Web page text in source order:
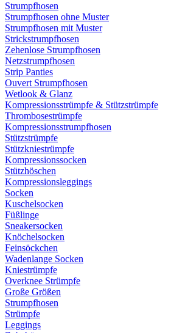
Strumpfhosen
Strumpfhosen ohne Muster
Strumpfhosen mit Muster
Strickstrumpfhosen
Zehenlose Strumpfhosen
Netzstrumpfhosen
Strip Panties
Ouvert Strumpfhosen
Wetlook & Glanz
Kompressionsstrümpfe & Stützstrümpfe
Thrombosestrümpfe
Kompressionsstrumpfhosen
Stützstrümpfe
Stützkniestrümpfe
Kompressionssocken
Stützhöschen
Kompressionsleggings
Socken
Kuschelsocken
Füßlinge
Sneakersocken
Knöchelsocken
Feinsöckchen
Wadenlange Socken
Kniestrümpfe
Overknee Strümpfe
Große Größen
Strumpfhosen
Strümpfe
Leggings